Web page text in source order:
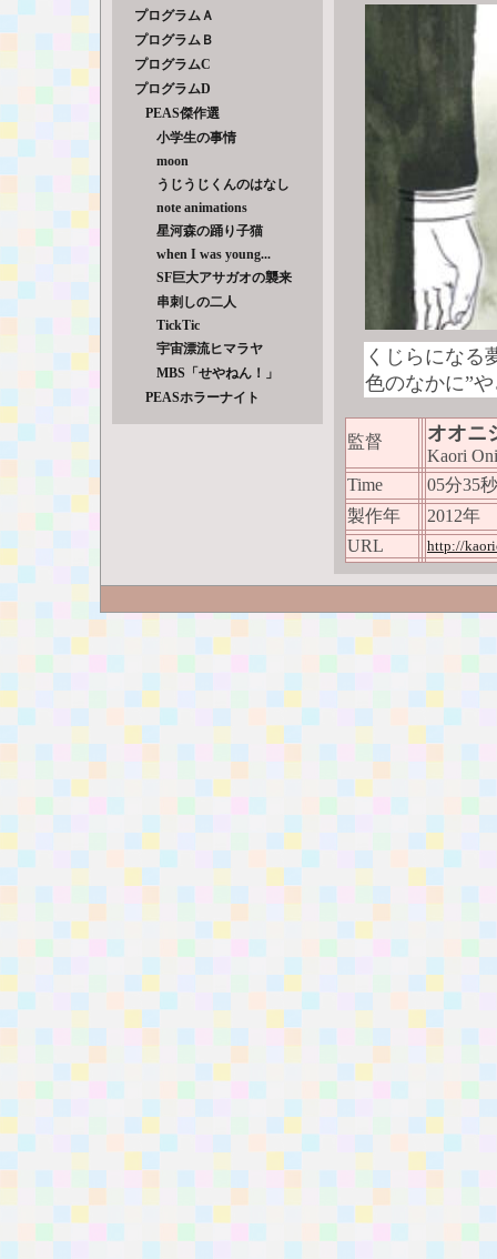
プログラムＡ
プログラムＢ
プログラムC
プログラムD
PEAS傑作選
小学生の事情
moon
うじうじくんのはなし
note animations
星河森の踊り子猫
when I was young...
SF巨大アサガオの襲来
串刺しの二人
TickTic
宇宙漂流ヒマラヤ
MBS「せやねん！」
PEASホラーナイト
くじらになる
色のなかに”
監督 オオニ
Kaori
Time
05分35秒
製作年
2012年
URL
http://